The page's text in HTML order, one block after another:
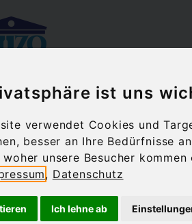
ist uns
verwendet Cookies und
besser an Ihre Bedürfnisse
unsere Besucher
, Datenschutz
Ich lehne ab
SPIRITUOSEN WEIN
Feinkost Gewürze,